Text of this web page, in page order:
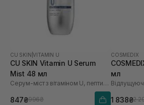
CU SKIN |VITAMIN U
CU SKIN Vitamin U Serum
Mist 48 мл
Серум-міст з вітаміном U, пептидами та волюфіліном
847₴996₴
COSMEDIX
мл
1 838₴2